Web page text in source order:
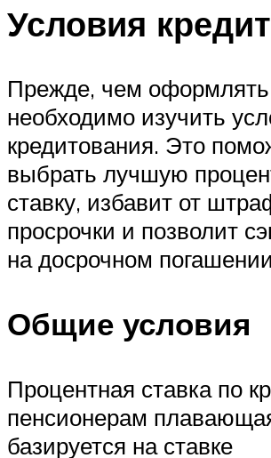
Условия
Прежде, чем оформлять
необходимо изучить
кредитования. Это
выбрать лучшую
ставку, избавит от
просрочки и позволит
на досрочном
Общие условия
Процентная ставка по
пенсионерам
базируется на ставке